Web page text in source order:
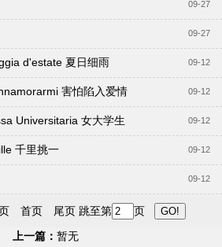
09-27
09-27
09-12
d'estate 夏日细雨
09-12
害怕陷入爱情
09-12
Universitaria 女大学生
09-12
千里挑一
09-12
首页 尾页 跳至第
页
上一篇： 暂无